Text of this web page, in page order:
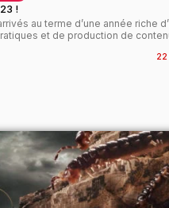
!
au terme d’une année riche
et de production de
22